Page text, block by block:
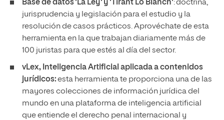
Base de datos 'La Ley' y 'Tirant Lo Blanch': doctrina,
jurisprudencia y legislación para el estudio y la
resolución de casos prácticos. Aprovéchate de esta
herramienta en la que trabajan diariamente más de
100 juristas para que estés al día del sector.
vLex, Inteligencia Artificial aplicada a contenidos
jurídicos:esta herramienta te proporciona una de las
mayores colecciones de información jurídica del
mundo en una plataforma de inteligencia artificial
que entiende el derecho penal internacional y